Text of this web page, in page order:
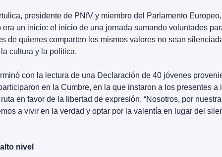
presidente de PNfV y miembro del Parlamento
era un inicio: el inicio de una jornada sumando voluntades
de quienes comparten los mismos valores no sean
cultura y la política.
con la lectura de una Declaración de 40 jóvenes
en la Cumbre, en la que instaron a los presentes a
en favor de la libertad de expresión. “Nosotros, por
a vivir en la verdad y optar por la valentía en lugar del
nivel